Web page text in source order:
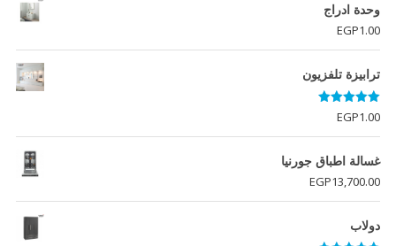
وحدة ادراج
EGP1.00
ترابيزة تلفزيون
تم التقييم
5.00
من 5
EGP1.00
غسالة اطباق جورنيا
EGP13,700.00
دولاب